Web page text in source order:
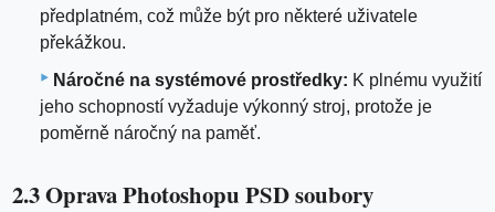
předplatném, což může být pro některé uživatele
překážkou.
Náročné na systémové prostředky: K plnému využití
jeho schopností vyžaduje výkonný stroj, protože je
poměrně náročný na paměť.
2.3 Oprava Photoshopu PSD soubory